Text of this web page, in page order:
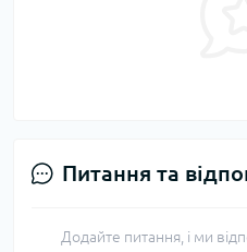
Питання та
Додайте питання, і ми